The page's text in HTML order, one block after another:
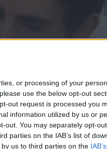
or processing of your
use the below opt-out
out request is processed you
information utilized by us or
out. You may separately opt-
parties on the IAB’s list of
us to third parties on the